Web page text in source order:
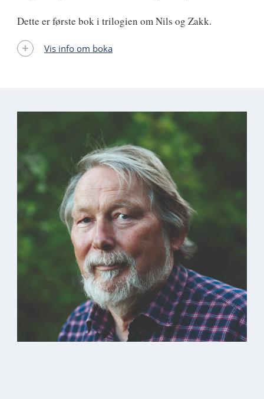
Dette er første bok i trilogien om Nils og Zakk.
Vis info om boka